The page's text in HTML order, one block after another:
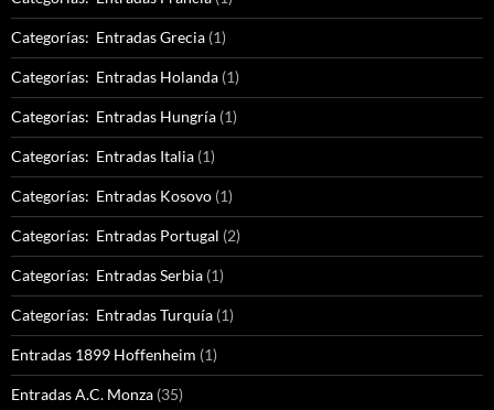
Categorías: Entradas Grecia (1)
Categorías: Entradas Holanda (1)
Categorías: Entradas Hungría (1)
Categorías: Entradas Italia (1)
Categorías: Entradas Kosovo (1)
Categorías: Entradas Portugal (2)
Categorías: Entradas Serbia (1)
Categorías: Entradas Turquía (1)
Entradas 1899 Hoffenheim (1)
Entradas A.C. Monza (35)